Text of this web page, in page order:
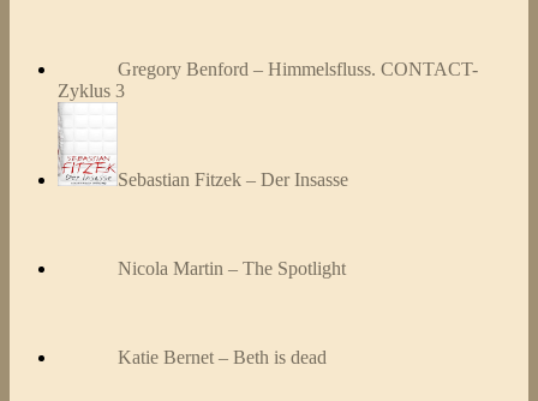
Gregory Benford – Himmelsfluss. CONTACT-
Zyklus 3
Sebastian Fitzek – Der Insasse
Nicola Martin – The Spotlight
Katie Bernet – Beth is dead